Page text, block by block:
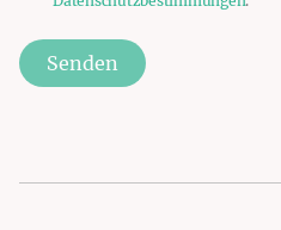
Senden